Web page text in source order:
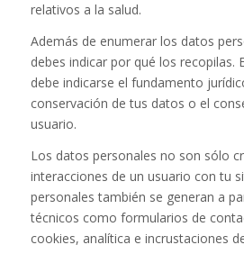
relativos a la salud.
Además de enumerar los datos
debes indicar por qué los recopilas.
debe indicarse el fundamento
conservación de tus datos o el
usuario.
Los datos personales no son sólo
interacciones de un usuario con tu
personales también se generan a
técnicos como formularios de
cookies, analítica e incrustaciones